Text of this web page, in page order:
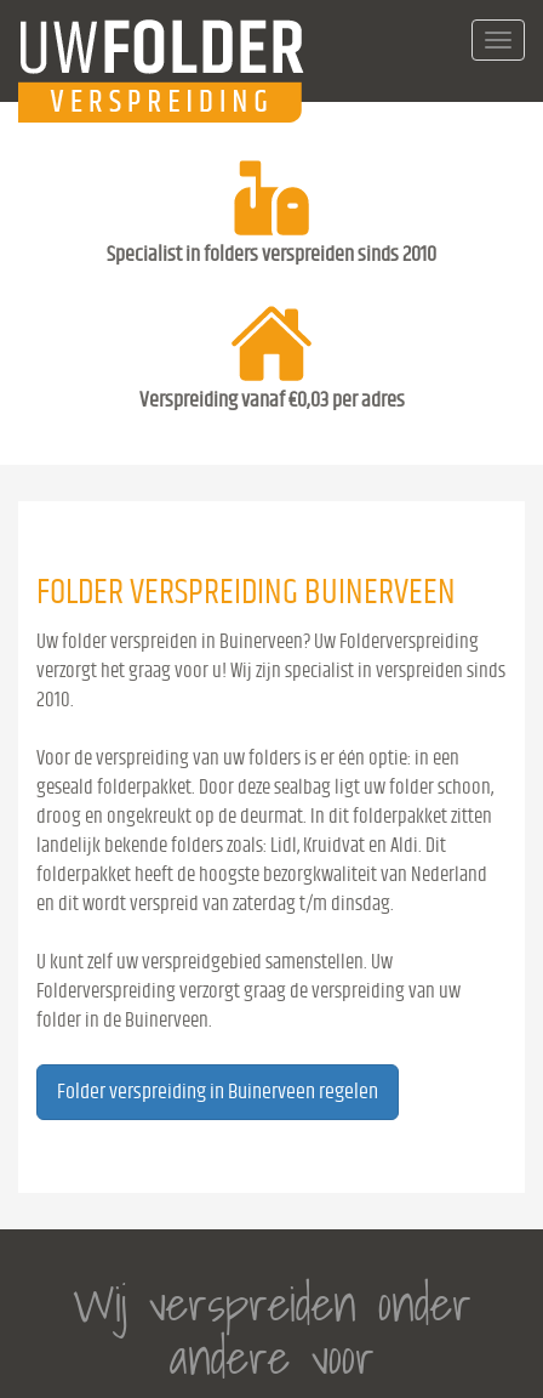
Specialist in folders verspreiden sinds 2010
Verspreiding vanaf €0,03 per adres
FOLDER VERSPREIDING BUINERVEEN
Uw folder verspreiden in Buinerveen? Uw Folderverspreiding
verzorgt het graag voor u! Wij zijn specialist in verspreiden sinds
2010.
Voor de verspreiding van uw folders is er één optie: in een
geseald folderpakket. Door deze sealbag ligt uw folder schoon,
droog en ongekreukt op de deurmat. In dit folderpakket zitten
landelijk bekende folders zoals: Lidl, Kruidvat en Aldi. Dit
folderpakket heeft de hoogste bezorgkwaliteit van Nederland
en dit wordt verspreid van zaterdag t/m dinsdag.
U kunt zelf uw verspreidgebied samenstellen. Uw
Folderverspreiding verzorgt graag de verspreiding van uw
folder in de Buinerveen.
Folder verspreiding in Buinerveen regelen
Wij verspreiden onder
andere voor